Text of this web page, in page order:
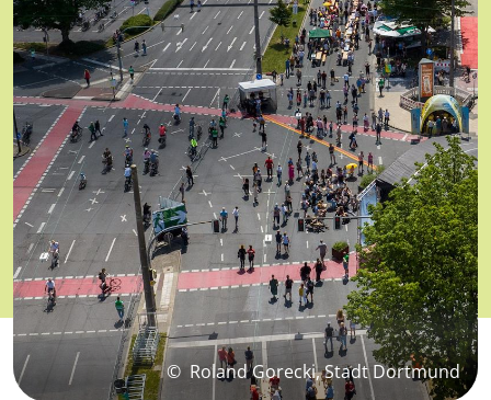
© Roland Gorecki, Stadt Dortmund